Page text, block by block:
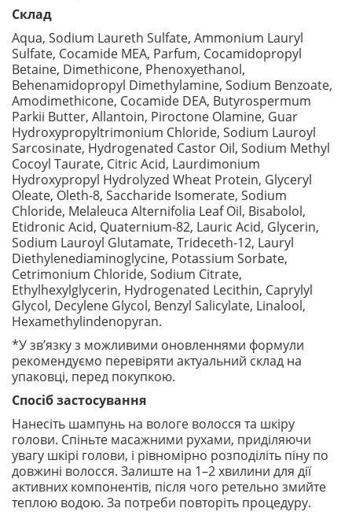
Склад
Aqua, Sodium Laureth Sulfate, Ammonium Lauryl
Sulfate, Cocamide MEA, Parfum, Cocamidopropyl
Betaine, Dimethicone, Phenoxyethanol,
Behenamidopropyl Dimethylamine, Sodium Benzoate,
Amodimethicone, Cocamide DEA, Butyrospermum
Parkii Butter, Allantoin, Piroctone Olamine, Guar
Hydroxypropyltrimonium Chloride, Sodium Lauroyl
Sarcosinate, Hydrogenated Castor Oil, Sodium Methyl
Cocoyl Taurate, Citric Acid, Laurdimonium
Hydroxypropyl Hydrolyzed Wheat Protein, Glyceryl
Oleate, Oleth-8, Saccharide Isomerate, Sodium
Chloride, Melaleuca Alternifolia Leaf Oil, Bisabolol,
Etidronic Acid, Quaternium-82, Lauric Acid, Glycerin,
Sodium Lauroyl Glutamate, Trideceth-12, Lauryl
Diethylenediaminoglycine, Potassium Sorbate,
Cetrimonium Chloride, Sodium Citrate,
Ethylhexylglycerin, Hydrogenated Lecithin, Caprylyl
Glycol, Decylene Glycol, Benzyl Salicylate, Linalool,
Hexamethylindenopyran.
*У зв’язку з можливими оновленнями формули
рекомендуємо перевіряти актуальний склад на
упаковці, перед покупкою.
Спосіб застосування
Нанесіть шампунь на вологе волосся та шкіру
голови. Спіньте масажними рухами, приділяючи
увагу шкірі голови, і рівномірно розподіліть піну по
довжині волосся. Залиште на 1–2 хвилини для дії
активних компонентів, після чого ретельно змийте
теплою водою. За потреби повторіть процедуру.